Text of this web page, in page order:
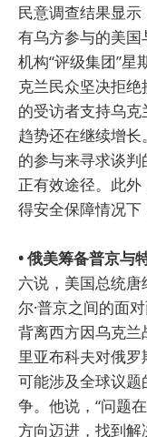
民意调查结果显
有乌方参与的美
机构“评级集团”
克兰民众坚决拒
的受访者支持乌
趋势还在继续增
的参与来寻求谈
正有效途径。此
得安全保障情况下
• 俄美筹备普京与
六说，美国总统唐
尔·普京之间的面
背离西方因乌克兰
里亚布科夫对俄
可能涉及全球议
争。他说，“问题
方向迈进，找到